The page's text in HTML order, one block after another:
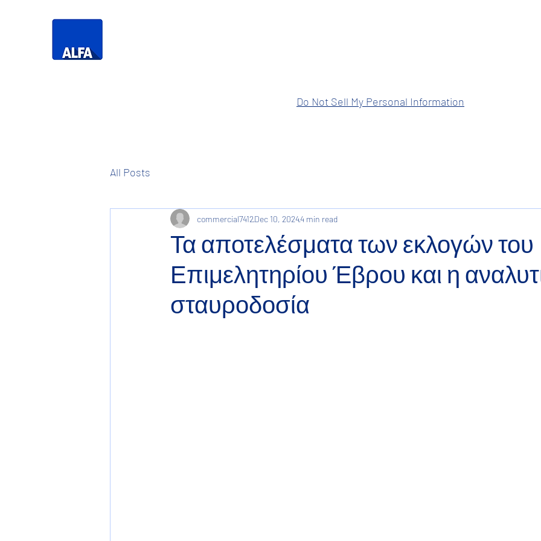
Do Not Sell My Personal Information
All Posts
Τα αποτελέσματα των εκλογών του
Επιμελητηρίου Έβρου και η
σταυροδοσία
commercial7412Dec 10, 20244 min read